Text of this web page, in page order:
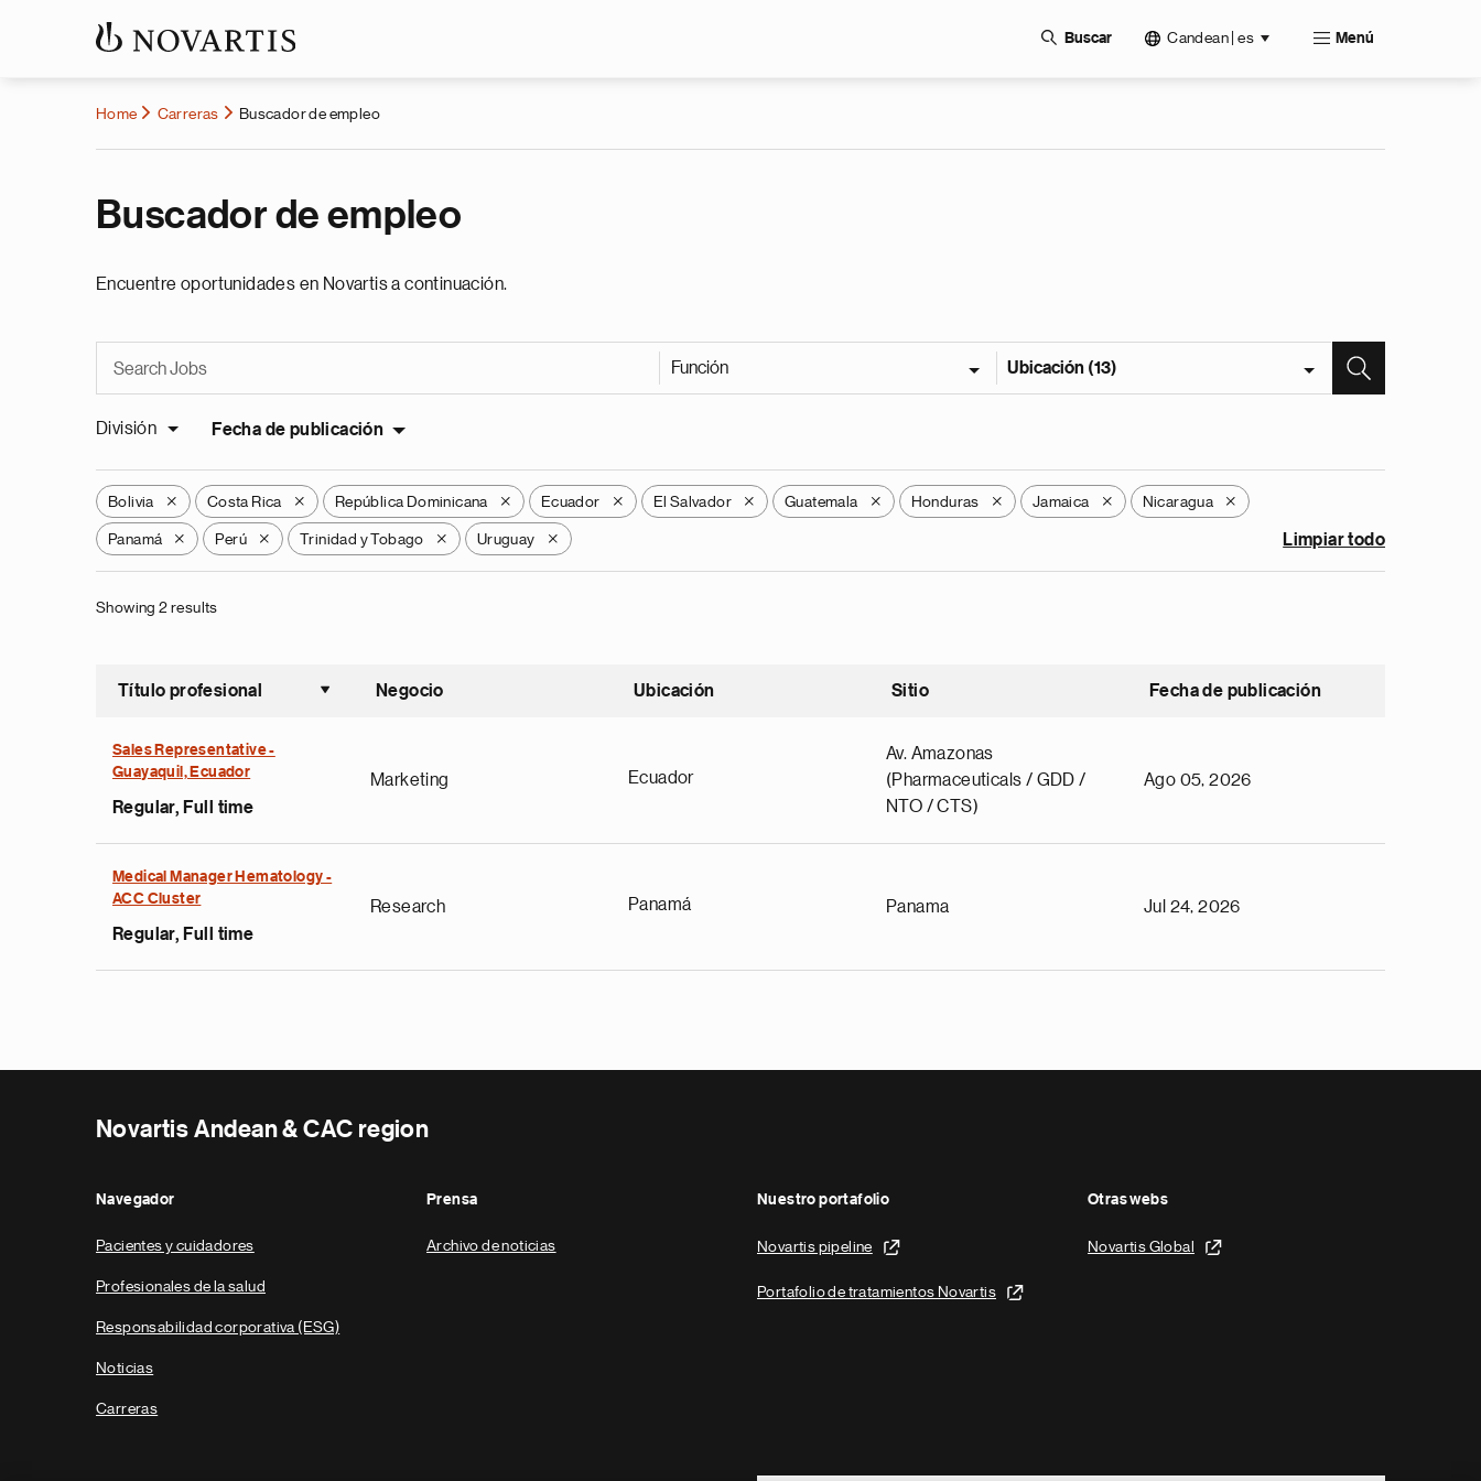
Buscar Candean | es Menú
Home Carreras Buscador de empleo
Buscador de empleo
Encuentre oportunidades en Novartis a continuación.
Función Ubicación (13)
División Fecha de publicación
Bolivia X Costa Rica X República Dominicana X Ecuador X El Salvador X Guatemala X Honduras X Jamaica X Nicaragua X
Panamá X Perú X Trinidad y Tobago X Uruguay X Limpiar todo
Showing 2 results
Título profesional
Ordenar ascendente
Negocio Ubicación Sitio Fecha de publicación
Sales Representative -
Guayaquil, Ecuador
Regular, Full time
Marketing Ecuador
Av. Amazonas
(Pharmaceuticals / GDD /
NTO / CTS)
Ago 05, 2026
Medical Manager Hematology -
ACC Cluster
Regular, Full time
Research Panamá Panama Jul 24, 2026
Novartis Andean & CAC region
Navegador
Pacientes y cuidadores
Profesionales de la salud
Responsabilidad corporativa (ESG)
Noticias
Carreras
Prensa
Archivo de noticias
Nuestro portafolio
Novartis pipeline
Portafolio de tratamientos Novartis
Otras webs
Novartis Global